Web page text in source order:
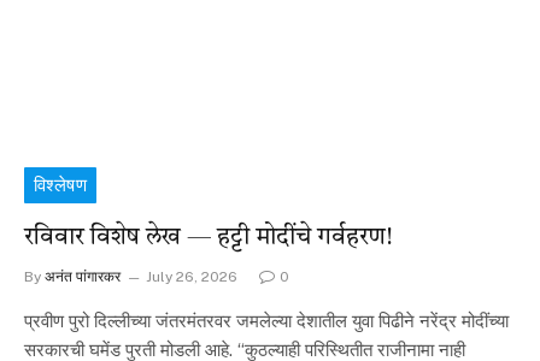
विश्लेषण
रविवार विशेष लेख — हट्टी मोदींचे गर्वहरण!
By अनंत पांगारकर July 26, 2026 0
प्रवीण पुरो दिल्लीच्या जंतरमंतरवर जमलेल्या देशातील युवा पिढीने नरेंद्र मोदींच्या
सरकारची घमेंड पुरती मोडली आहे. “कुठल्याही परिस्थितीत राजीनामा नाही